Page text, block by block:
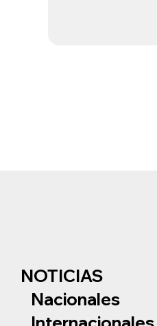
NOTICIAS
Nacionales